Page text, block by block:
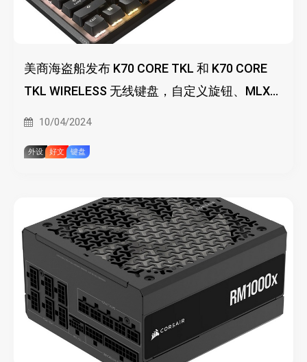
美商海盗船发布 K70 CORE TKL 和 K70 CORE
TKL WIRELESS 无线键盘，自定义旋钮、MLX
Red v2 机械轴
10/04/2024
外设 好文 键盘